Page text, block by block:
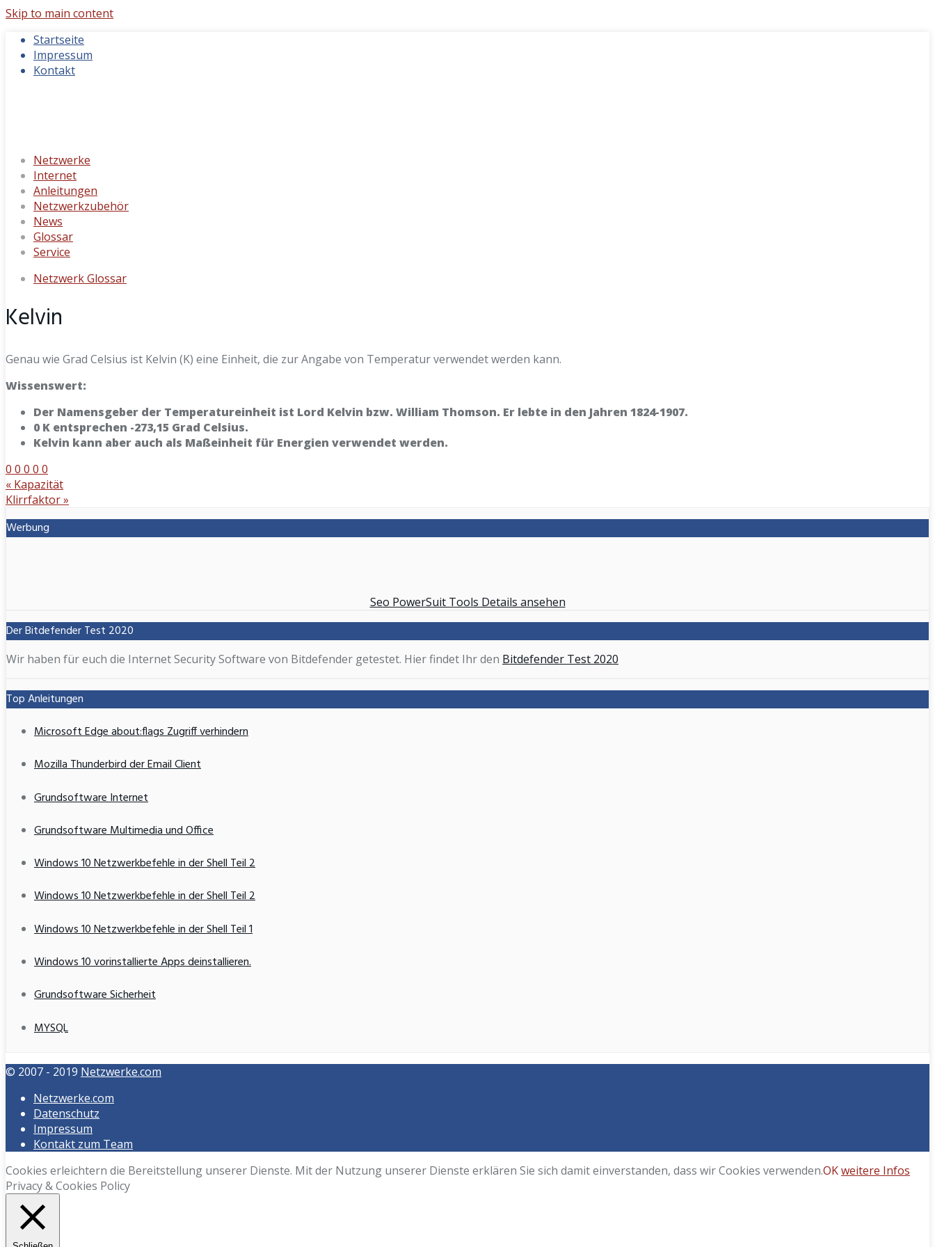
Skip to main content
Startseite
Impressum
Kontakt
Netzwerke
Internet
Anleitungen
Netzwerkzubehör
News
Glossar
Service
Netzwerk Glossar
Kelvin
Genau wie Grad Celsius ist Kelvin (K) eine Einheit, die zur Angabe von Temperatur verwendet werden kann.
Wissenswert:
Der Namensgeber der Temperatureinheit ist Lord Kelvin bzw. William Thomson. Er lebte in den Jahren 1824-1907.
0 K entsprechen -273,15 Grad Celsius.
Kelvin kann aber auch als Maßeinheit für Energien verwendet werden.
0 0 0 0 0
« Kapazität
Klirrfaktor»
Werbung
Seo PowerSuit Tools Details ansehen
Der Bitdefender Test 2020
Wir haben für euch die Internet Security Software von Bitdefender getestet. Hier findet Ihr den Bitdefender Test 2020
Top Anleitungen
Microsoft Edge about:flags Zugriff verhindern
Mozilla Thunderbird der Email Client
Grundsoftware Internet
Grundsoftware Multimedia und Office
Windows 10 Netzwerkbefehle in der Shell Teil 2
Windows 10 Netzwerkbefehle in der Shell Teil 2
Windows 10 Netzwerkbefehle in der Shell Teil 1
Windows 10 vorinstallierte Apps deinstallieren.
Grundsoftware Sicherheit
MYSQL
© 2007 - 2019 Netzwerke.com
Netzwerke.com
Datenschutz
Impressum
Kontakt zum Team
Cookies erleichtern die Bereitstellung unserer Dienste. Mit der Nutzung unserer Dienste erklären Sie sich damit einverstanden, dass wir Cookies verwenden.OKweitere Infos
Privacy & Cookies Policy